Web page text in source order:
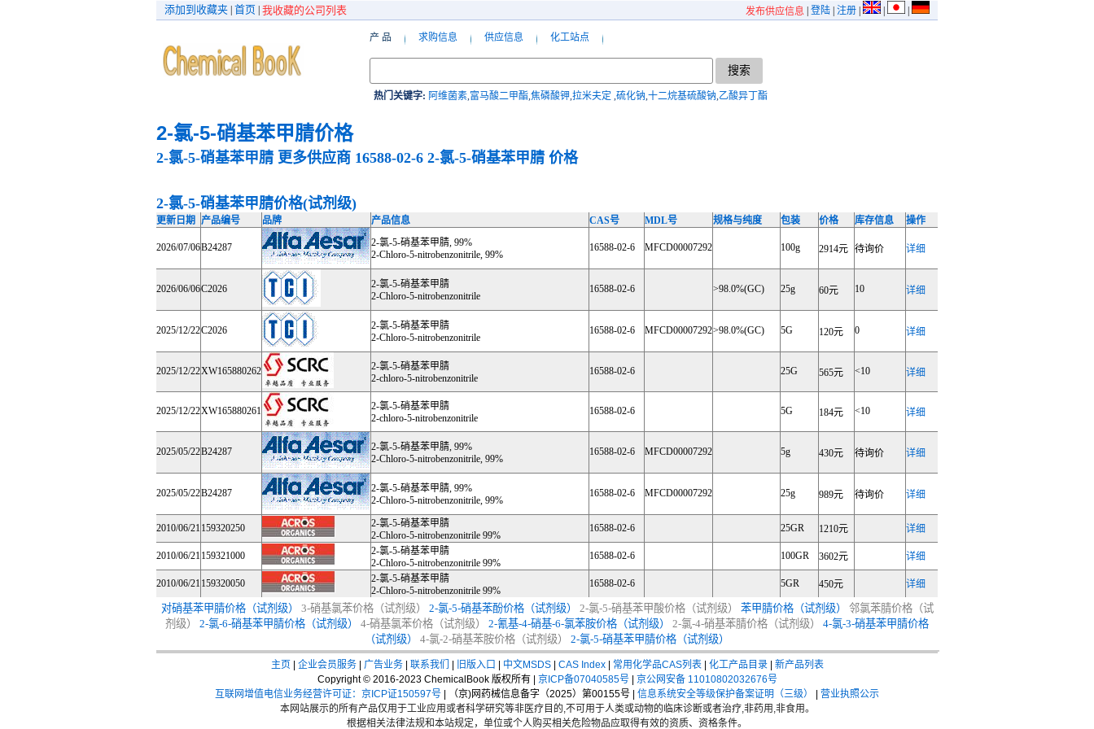
发布供应信息 登陆 注册
添加到收藏夹 首页 我收藏的公司列表
产 品 求购信息 供应信息 化工站点
热门关键字: 阿维菌素 富马酸二甲酯 焦磷酸钾 拉米夫定 硫化钠 十二烷基硫酸钠 乙酸异丁酯
2-氯-5-硝基苯甲腈价格
2-氯-5-硝基苯甲腈 更多供应商 16588-02-6 2-氯-5-硝基苯甲腈 价格
2-氯-5-硝基苯甲腈价格(试剂级)
更新日期 产品编号 品牌 产品信息 CAS号 MDL号 规格与纯度 包装 价格 库存信息 操作
2026/07/06B24287
2-氯-5-硝基苯甲腈, 99%
2-Chloro-5-nitrobenzonitrile, 99%
16588-02-6 MFCD00007292 100g 2914元 待询价 详细
2026/06/06C2026
2-氯-5-硝基苯甲腈
2-Chloro-5-nitrobenzonitrile
16588-02-6 >98.0%(GC) 25g 60元 10 详细
2025/12/22C2026
2-氯-5-硝基苯甲腈
2-Chloro-5-nitrobenzonitrile
16588-02-6 MFCD00007292>98.0%(GC) 5G 120元 0 详细
2025/12/22XW165880262
2-氯-5-硝基苯甲腈
2-chloro-5-nitrobenzonitrile
16588-02-6 25G 565元 <10 详细
2025/12/22XW165880261
2-氯-5-硝基苯甲腈
2-chloro-5-nitrobenzonitrile
16588-02-6 5G 184元 <10 详细
2025/05/22B24287
2-氯-5-硝基苯甲腈, 99%
2-Chloro-5-nitrobenzonitrile, 99%
16588-02-6 MFCD00007292 5g 430元 待询价 详细
2025/05/22B24287
2-氯-5-硝基苯甲腈, 99%
2-Chloro-5-nitrobenzonitrile, 99%
16588-02-6 MFCD00007292 25g 989元 待询价 详细
2010/06/21 159320250
2-氯-5-硝基苯甲腈
2-Chloro-5-nitrobenzonitrile 99%
16588-02-6 25GR 1210元 详细
2010/06/21 159321000
2-氯-5-硝基苯甲腈
2-Chloro-5-nitrobenzonitrile 99%
16588-02-6 100GR 3602元 详细
2010/06/21 159320050
2-氯-5-硝基苯甲腈
2-Chloro-5-nitrobenzonitrile 99%
16588-02-6 5GR 450元 详细
对硝基苯甲腈价格（试剂级） 3-硝基氯苯价格（试剂级） 2-氯-5-硝基苯酚价格（试剂级） 2-氯-5-硝基苯甲酸价格（试剂级） 苯甲腈价格（试剂级）
邻氯苯腈价格（试
剂级）
2-氯-6-硝基苯甲腈价格（试剂级） 4-硝基氯苯价格（试剂级） 2-氰基-4-硝基-6-氯苯胺价格（试剂级） 2-氯-4-硝基苯腈价格（试剂级）
4-氯-3-硝基苯甲腈价格
（试剂级）
4-氯-2-硝基苯胺价格（试剂级） 2-氯-5-硝基苯甲腈价格（试剂级）
主页| 企业会员服务| 广告业务| 联系我们 | 旧版入口 | 中文MSDS| CAS Index| 常用化学品CAS列表| 化工产品目录| 新产品列表
Copyright © 2016-2023 ChemicalBook 版权所有 | 京ICP备07040585号| 京公网安备 11010802032676号
互联网增值电信业务经营许可证：京ICP证150597号 | （京)网药械信息备字（2025）第00155号 | 信息系统安全等级保护备案证明（三级） | 营业执照公示
本网站展示的所有产品仅用于工业应用或者科学研究等非医疗目的,不可用于人类或动物的临床诊断或者治疗,非药用,非食用。
根据相关法律法规和本站规定，单位或个人购买相关危险物品应取得有效的资质、资格条件。